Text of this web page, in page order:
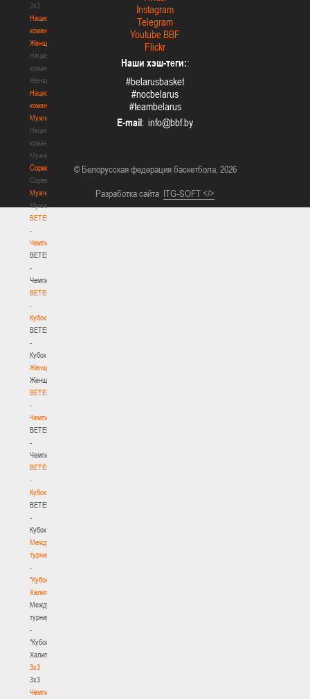
3х3
Национальная
команда.
Женщины
Национальная
команда.
Женщины
Национальная
команда.
Мужчины
Национальная
команда.
Мужчины
Соревнования
Соревнования
Мужчины
Мужчины
BETERA
-
Чемпионат
BETERA
-
Чемпионат
BETERA
-
Кубок
BETERA
-
Кубок
Женщины
Женщины
BETERA
-
Чемпионат
BETERA
-
Чемпионат
BETERA
-
Кубок
BETERA
-
Кубок
Международный
турнир
-
"Кубок
Халипского"
Международный
турнир
-
"Кубок
Халипского"
3x3
3x3
Чемпионат
Instagram
Telegram
Youtube BBF
Flickr
Наши хэш-теги::
#belarusbasket
#nocbelarus
#teambelarus
E-mail:
© Белорусская федерация баскетбола, 2026
Разработка сайта ITG-SOFT </>